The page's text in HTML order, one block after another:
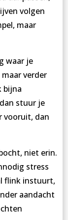
volgen
maar
waar je
verder
bijna
stuur je
vooruit, dan
niet erin.
stress
flink instuurt,
aandacht